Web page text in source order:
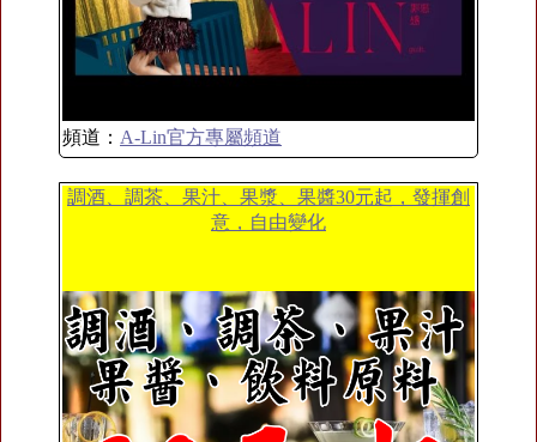
頻道： A-Lin官方專屬頻道
調酒、調茶、果汁、果漿、果醬30元起，發揮創
意，自由變化